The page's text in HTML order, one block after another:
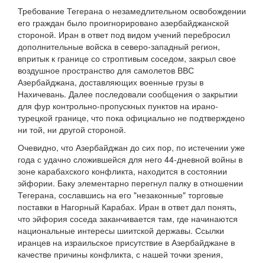
Требование Тегерана о незамедлительном освобождении
его граждан было проигнорировано азербайджанской
стороной. Иран в ответ под видом учений перебросил
дополнительные войска в северо-западный регион,
впритык к границе со строптивым соседом, закрыл свое
воздушное пространство для самолетов ВВС
Азербайджана, доставляющих военные грузы в
Нахичевань. Далее последовали сообщения о закрытии
для фур контрольно-пропускных пунктов на ирано-
турецкой границе, что пока официально не подтверждено
ни той, ни другой стороной.
Очевидно, что Азербайджан до сих пор, по истечении уже
года с удачно сложившейся для него 44-дневной войны в
зоне карабахского конфликта, находится в состоянии
эйфории. Баку элементарно перегнул палку в отношении
Тегерана, сославшись на его "незаконные" торговые
поставки в Нагорный Карабах. Иран в ответ дал понять,
что эйфория соседа заканчивается там, где начинаются
национальные интересы шиитской державы. Ссылки
иранцев на израильское присутствие в Азербайджане в
качестве причины конфликта, с нашей точки зрения,